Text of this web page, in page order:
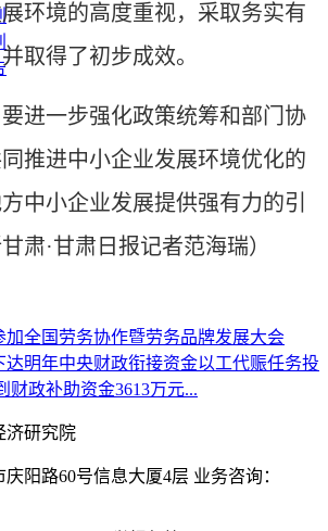
环境的高度重视，采取务实有
取得了初步成效。
一步强化政策统筹和部门协
推进中小企业发展环境优化的
中小企业发展提供强有力的引
甘肃·甘肃日报记者范海瑞）
加全国劳务协作暨劳务品牌发展大会
达明年中央财政衔接资金以工代赈任务投
财政补助资金3613万元...
济研究院
阳路60号信息大厦4层 业务咨询：